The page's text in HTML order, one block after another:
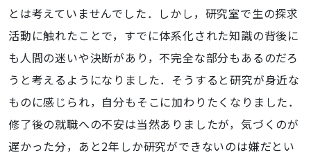
とは考えていませんでした．しかし，研究室で生の探求
活動に触れたことで，すでに体系化された知識の背後に
も人間の迷いや決断があり，不完全な部分もあるのだろ
うと考えるようになりました．そうすると研究が身近な
ものに感じられ，自分もそこに加わりたくなりました．
修了後の就職への不安は当然ありましたが，気づくのが
遅かった分，あと2年しか研究ができないのは嫌だとい